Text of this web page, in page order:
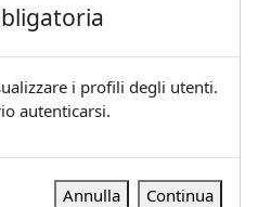
i profili degli utenti.
autenticarsi.
Annulla Continua